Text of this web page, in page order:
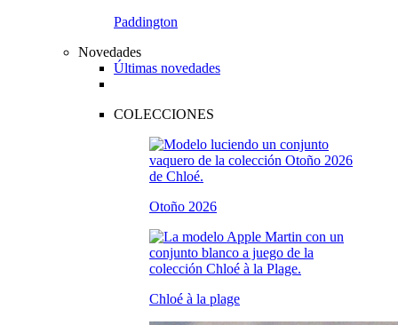
Paddington
Novedades
Últimas novedades
COLECCIONES
Otoño 2026
Chloé à la plage